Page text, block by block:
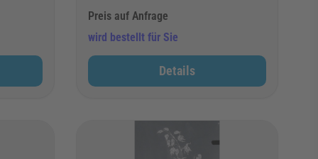
Preis auf Anfrage
wird bestellt für Sie
Details